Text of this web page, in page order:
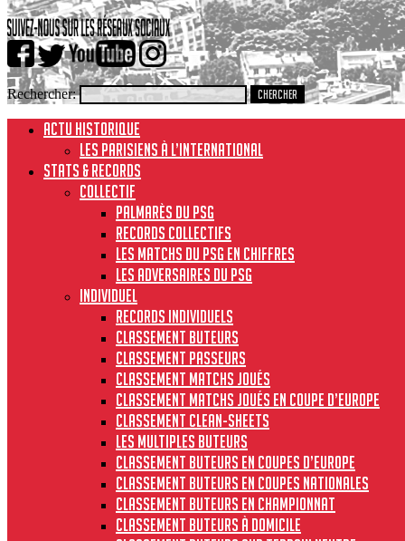
Rechercher:
ACTU HISTORIQUE
Les Parisiens à l’international
STATS & RECORDS
Collectif
Palmarès du PSG
Records collectifs
Les matchs du PSG en chiffres
Les adversaires du PSG
Individuel
Records individuels
Classement buteurs
Classement passeurs
Classement matchs joués
Classement matchs joués en Coupe d’Europe
Classement clean-sheets
Les multiples buteurs
Classement buteurs en coupes d’Europe
Classement buteurs en coupes nationales
Classement buteurs en championnat
Classement buteurs à domicile